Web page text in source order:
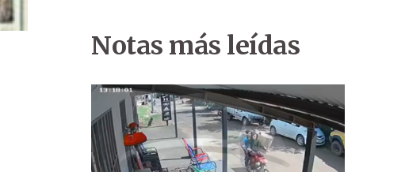
Notas más leídas